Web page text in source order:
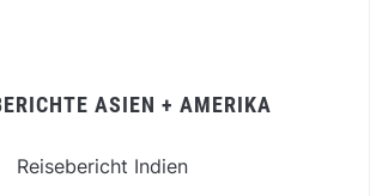
ASIEN + AMERIKA
Reisebericht Indien